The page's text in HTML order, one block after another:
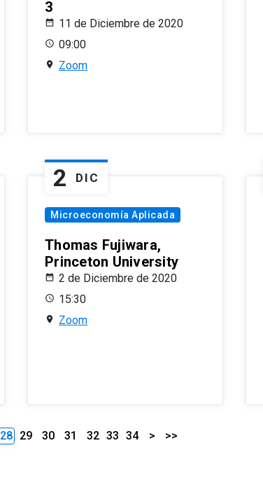
3
11 de Diciembre de 2020
09:00
Zoom
2 DIC
Microeconomía Aplicada
Thomas Fujiwara,
Princeton University
2 de Diciembre de 2020
15:30
Zoom
28 29 30 31 32 33 34 > >>